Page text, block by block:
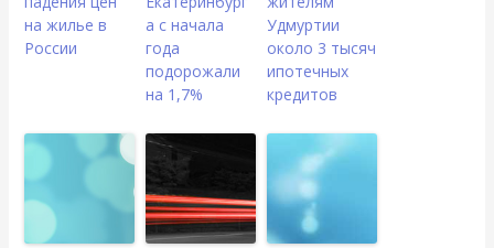
на жилье в
России
а с начала
года
подорожали
на 1,7%
Удмуртии
около 3 тысяч
ипотечных
кредитов